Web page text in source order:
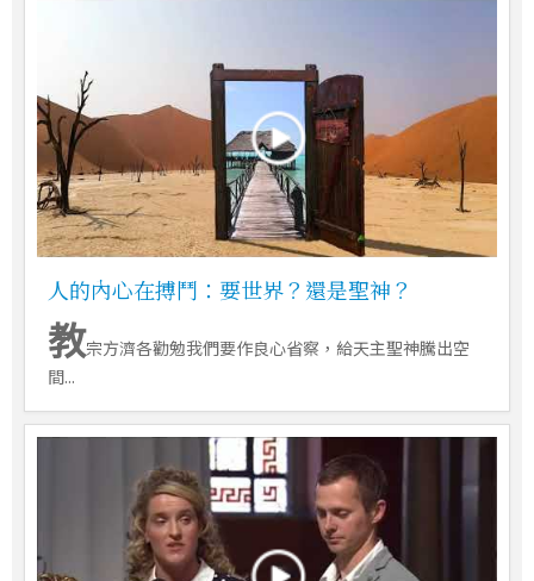
人的內心在搏鬥：要世界？還是聖神？
教宗方濟各勸勉我們要作良心省察，給天主聖神騰出空
間...